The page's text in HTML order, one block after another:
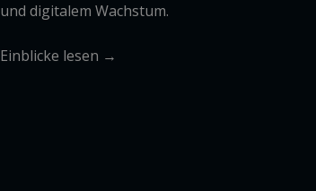
und digitalem Wachstum.
Einblicke lesen →